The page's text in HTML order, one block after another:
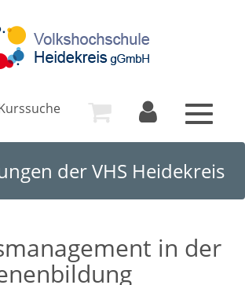
Toggle
der VHS Heidekreis
in der